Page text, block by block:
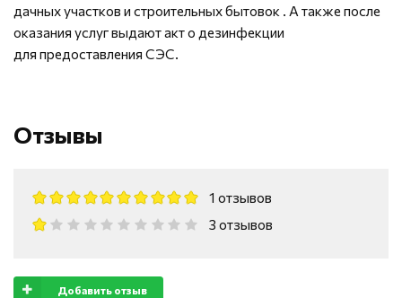
дачных участков и строительных бытовок . А также после
оказания услуг выдают акт о дезинфекции
для предоставления СЭС.
Отзывы
1 отзывов
3 отзывов
Добавить отзыв